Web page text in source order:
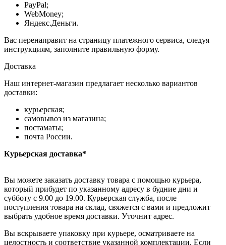
PayPal;
WebMoney;
Яндекс.Деньги.
Вас перенаправит на страницу платежного сервиса, следуя
инструкциям, заполните правильную форму.
Доставка
Наш интернет-магазин предлагает несколько вариантов
доставки:
курьерская;
самовывоз из магазина;
постаматы;
почта России.
Курьерская доставка*
Вы можете заказать доставку товара с помощью курьера,
который прибудет по указанному адресу в будние дни и
субботу с 9.00 до 19.00. Курьерская служба, после
поступления товара на склад, свяжется с вами и предложит
выбрать удобное время доставки. Уточнит адрес.
Вы вскрываете упаковку при курьере, осматриваете на
целостность и соответствие указанной комплектации. Если